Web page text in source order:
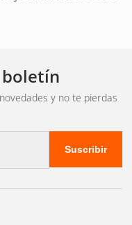
que la misma luz
adelante, amarillo
elegir
brazo?
para vehículos
boletín
y no te pierdas
Suscribir